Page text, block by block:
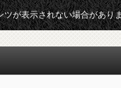
す。（一時的に最新コンテ